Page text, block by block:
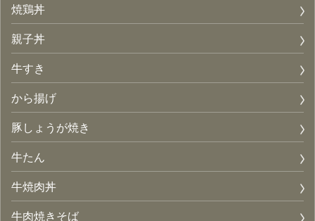
焼鶏丼
親子丼
牛すき
から揚げ
豚しょうが焼き
牛たん
牛焼肉丼
牛肉焼きそば